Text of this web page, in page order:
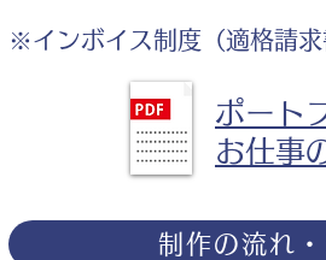
※インボイス制度（適格請求
ポート
お仕事
制作の流れ